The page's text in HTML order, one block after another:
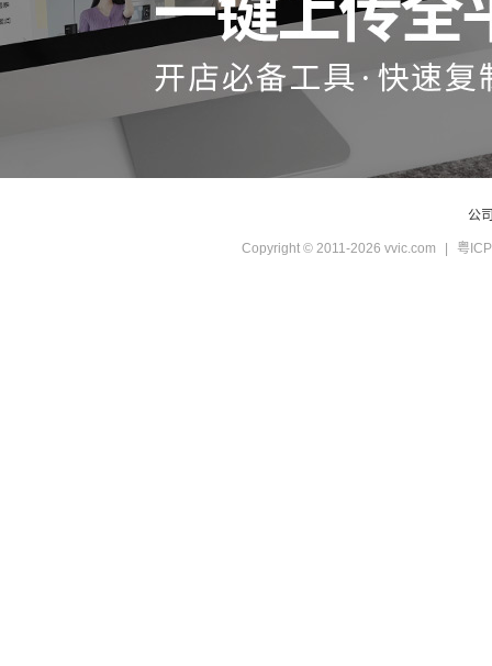
公
Copyright © 2011-2026 vvic.com 粤